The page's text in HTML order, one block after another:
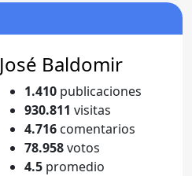
José Baldomir
1.410 publicaciones
930.811 visitas
4.716 comentarios
78.958votos
4.5 promedio